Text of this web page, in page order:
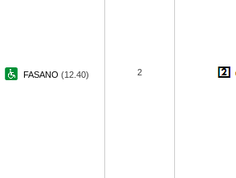
FASANO (12.40) 2